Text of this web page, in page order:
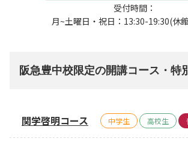
受付時間：
月~土曜日・祝日：13:30-19:30(休
阪急豊中校限定の開講コース・特
関学啓明コース 中学生 高校生